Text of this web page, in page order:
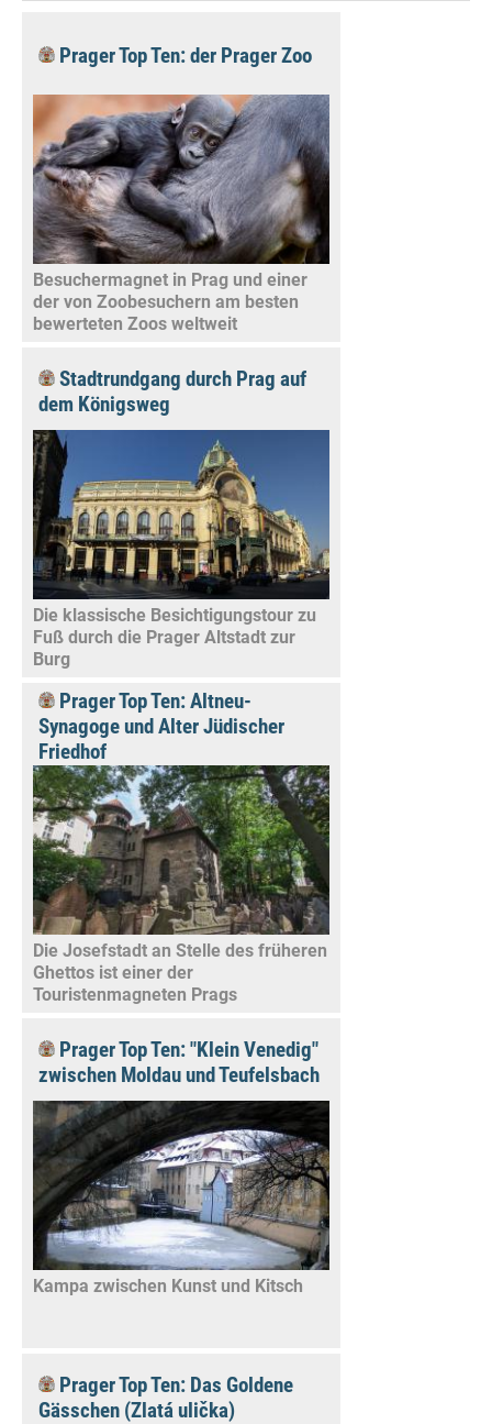
Prager Top Ten: der Prager Zoo
Besuchermagnet in Prag und einer
der von Zoobesuchern am besten
bewerteten Zoos weltweit
Stadtrundgang durch Prag auf
dem Königsweg
Die klassische Besichtigungstour zu
Fuß durch die Prager Altstadt zur
Burg
Prager Top Ten: Altneu-
Synagoge und Alter Jüdischer
Friedhof
Die Josefstadt an Stelle des früheren
Ghettos ist einer der
Touristenmagneten Prags
Prager Top Ten: "Klein Venedig"
zwischen Moldau und Teufelsbach
Kampa zwischen Kunst und Kitsch
Prager Top Ten: Das Goldene
Gässchen (Zlatá ulička)